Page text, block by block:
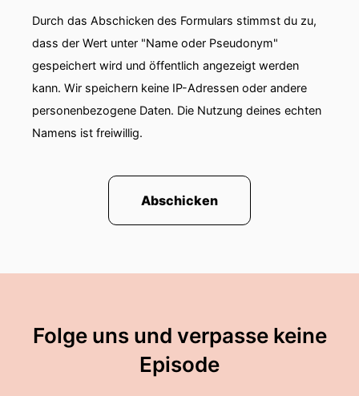
Durch das Abschicken des Formulars stimmst du zu,
dass der Wert unter "Name oder Pseudonym"
gespeichert wird und öffentlich angezeigt werden
kann. Wir speichern keine IP-Adressen oder andere
personenbezogene Daten. Die Nutzung deines echten
Namens ist freiwillig.
Abschicken
Folge uns und verpasse keine
Episode